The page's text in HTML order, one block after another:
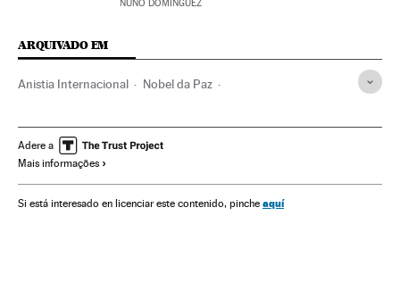
NUÑO DOMÍNGUEZ
ARQUIVADO EM
Anistia Internacional Nobel da Paz
Refugiados Direitos humanos
Vítimas guerra
Conflitos Sociedade Verne
Adere a
Mais informações
Si está interesado en licenciar este contenido, pinche aquí